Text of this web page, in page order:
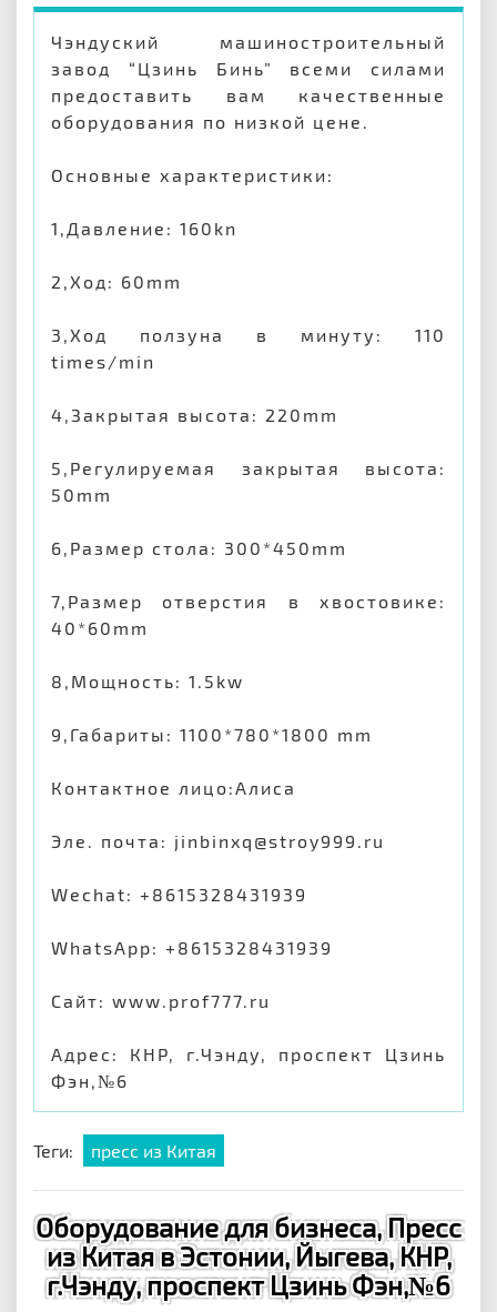
Чэндуский машиностроительный
завод “Цзинь Бинь” всеми силами
предоставить вам качественные
оборудования по низкой цене.
Основные характеристики:
1,Давление: 160kn
2,Ход: 60mm
3,Ход ползуна в минуту: 110
times/min
4,Закрытая высота: 220mm
5,Регулируемая закрытая высота:
50mm
6,Размер стола: 300*450mm
7,Размер отверстия в хвостовике:
40*60mm
8,Мощность: 1.5kw
9,Габариты: 1100*780*1800 mm
Контактное лицо:Алиса
Эле. почта: jinbinxq@stroy999.ru
Wechat: +8615328431939
WhatsApp: +8615328431939
Сайт: www.prof777.ru
Адрес: КНР, г.Чэнду, проспект Цзинь
Фэн,№6
Теги: пресс из Китая
Оборудование для бизнеса, Пресс
из Китая в Эстонии, Йыгева, КНР,
г.Чэнду, проспект Цзинь Фэн,№6